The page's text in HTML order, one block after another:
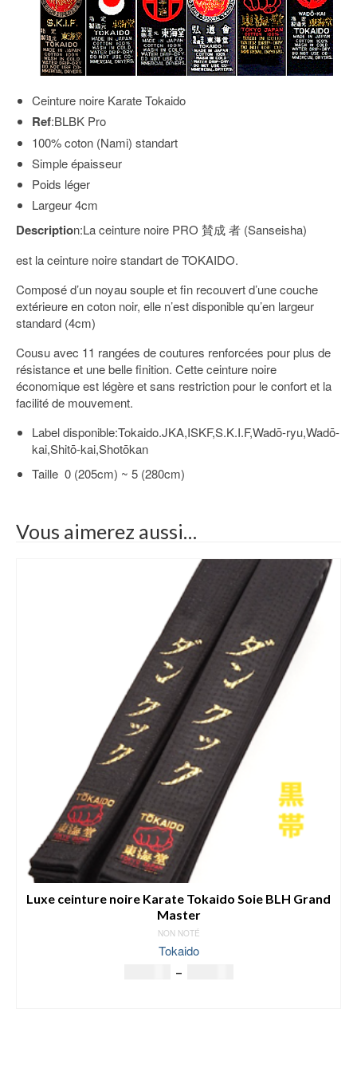
Ceinture noire Karate Tokaido
Ref:BLBK Pro
100% coton (Nami) standart
Simple épaisseur
Poids léger
Largeur 4cm
Description:La ceinture noire PRO 賛成 者 (Sanseisha)
est la ceinture noire standart de TOKAIDO.
Composé d’un noyau souple et fin recouvert d’une couche
extérieure en coton noir, elle n’est disponible qu’en largeur
standard (4cm)
Cousu avec 11 rangées de coutures renforcées pour plus de
résistance et une belle finition. Cette ceinture noire
économique est légère et sans restriction pour le confort et la
facilité de mouvement.
Label disponible:Tokaido.JKA,ISKF,S.K.I.F,Wadō-ryu,Wadō-
kai,Shitō-kai,Shotōkan
Taille 0 (205cm) ~ 5 (280cm)
Vous aimerez aussi…
Luxe ceinture noire Karate Tokaido Soie BLH Grand
Master
NON NOTÉ
Tokaido
–